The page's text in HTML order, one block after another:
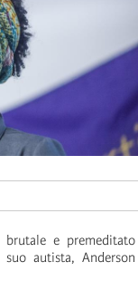
e premeditato
autista, Anderson